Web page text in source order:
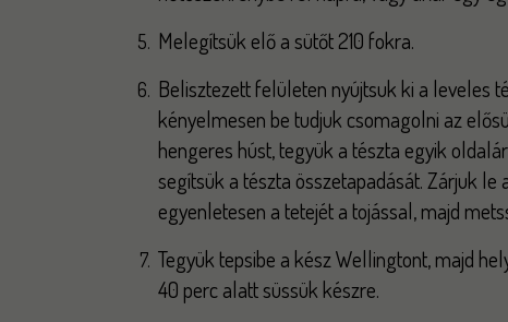
Melegítsük elő a sütőt 210 fokra.
Belisztezett felületen nyújtsuk ki a leveles
kényelmesen be tudjuk csomagolni az
hengeres húst, tegyük a tészta egyik
segítsük a tészta összetapadását. Zárjuk le
egyenletesen a tetejét a tojással, majd
Tegyük tepsibe a kész Wellingtont, majd
40 perc alatt süssük készre.